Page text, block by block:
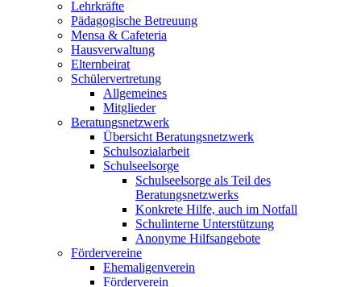
Lehrkräfte
Pädagogische Betreuung
Mensa & Cafeteria
Hausverwaltung
Elternbeirat
Schülervertretung
Allgemeines
Mitglieder
Beratungsnetzwerk
Übersicht Beratungsnetzwerk
Schulsozialarbeit
Schulseelsorge
Schulseelsorge als Teil des
Beratungsnetzwerks
Konkrete Hilfe, auch im Notfall
Schulinterne Unterstützung
Anonyme Hilfsangebote
Fördervereine
Ehemaligenverein
Förderverein